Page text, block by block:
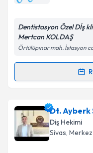
Kişisel
'ni
kapsamda
Dentistasyon Özel Dİş
Mertcan KOLDAŞ
Örtülüpınar mah. İstasyon
Randevu
Dt. Ahmet
talebi oluşturun.
için bir takvim
bilgilendireceğiz.
Dt. Ayberk
Diş Hekimi
Sivas, Merkez